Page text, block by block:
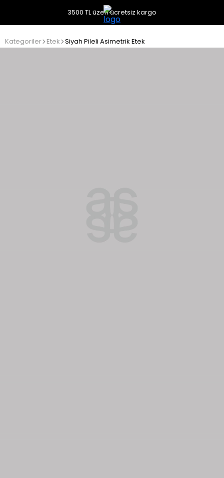
3500 TL üzeri ücretsiz kargo
Kategoriler Etek Siyah Pileli Asimetrik Etek